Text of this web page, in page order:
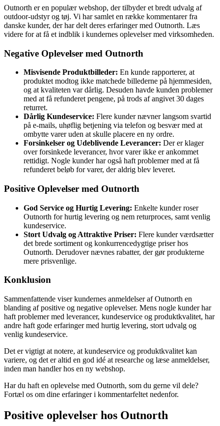
Outnorth er en populær webshop, der tilbyder et bredt udvalg af
outdoor-udstyr og tøj. Vi har samlet en række kommentarer fra
danske kunder, der har delt deres erfaringer med Outnorth. Læs
videre for at få et indblik i kundernes oplevelser med virksomheden.
Negative Oplevelser med Outnorth
Misvisende Produktbilleder: En kunde rapporterer, at
produktet modtog ikke matchede billederne på hjemmesiden,
og at kvaliteten var dårlig. Desuden havde kunden problemer
med at få refunderet pengene, på trods af angivet 30 dages
returret.
Dårlig Kundeservice: Flere kunder nævner langsom svartid
på e-mails, uhøflig betjening via telefon og besvær med at
ombytte varer uden at skulle placere en ny ordre.
Forsinkelser og Udeblivende Leverancer: Der er klager
over forsinkede leverancer, hvor varer ikke er ankommet
rettidigt. Nogle kunder har også haft problemer med at få
refunderet beløb for varer, der aldrig blev leveret.
Positive Oplevelser med Outnorth
God Service og Hurtig Levering: Enkelte kunder roser
Outnorth for hurtig levering og nem returproces, samt venlig
kundeservice.
Stort Udvalg og Attraktive Priser: Flere kunder værdsætter
det brede sortiment og konkurrencedygtige priser hos
Outnorth. Derudover nævnes rabatter, der gør produkterne
mere prisvenlige.
Konklusion
Sammenfattende viser kundernes anmeldelser af Outnorth en
blanding af positive og negative oplevelser. Mens nogle kunder har
haft problemer med leverancer, kundeservice og produktkvalitet, har
andre haft gode erfaringer med hurtig levering, stort udvalg og
venlig kundeservice.
Det er vigtigt at notere, at kundeservice og produktkvalitet kan
variere, og det er altid en god idé at researche og læse anmeldelser,
inden man handler hos en ny webshop.
Har du haft en oplevelse med Outnorth, som du gerne vil dele?
Fortæl os om dine erfaringer i kommentarfeltet nedenfor.
Positive oplevelser hos Outnorth